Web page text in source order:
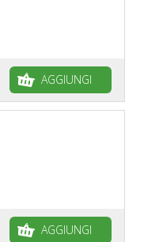
AGGIUNGI
AGGIUNGI